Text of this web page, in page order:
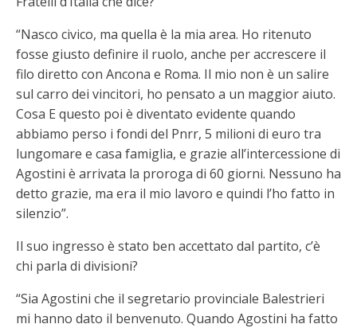
“Nasco civico, ma quella è la mia area. Ho ritenuto
fosse giusto definire il ruolo, anche per accrescere il
filo diretto con Ancona e Roma. Il mio non è un salire
sul carro dei vincitori, ho pensato a un maggior aiuto.
Cosa E questo poi è diventato evidente quando
abbiamo perso i fondi del Pnrr, 5 milioni di euro tra
lungomare e casa famiglia, e grazie all’intercessione di
Agostini è arrivata la proroga di 60 giorni. Nessuno ha
detto grazie, ma era il mio lavoro e quindi l’ho fatto in
silenzio”.
Il suo ingresso è stato ben accettato dal partito, c’è
chi parla di divisioni?
“Sia Agostini che il segretario provinciale Balestrieri
mi hanno dato il benvenuto. Quando Agostini ha fatto